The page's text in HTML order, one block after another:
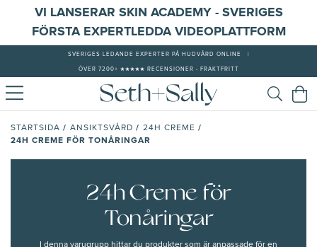
VI LANSERAR SKIN ACADEMY - SVERIGES
FÖRSTA EXPERTLEDDA VIDEOPLATTFORM
SVERIGES LEDANDE EXPERTER PÅ HUDVÅRD ONLINE
ÖVER 7200+ ★★★★★ RECENSIONER - FRAKTFRITT
STARTSIDA / ANSIKTSVÅRD / 24H CREME /
24H CREME FÖR TONÅRINGAR
24h Creme för
Tonåringar
I denna varugrupp hittar du produkter som är anpassade för en